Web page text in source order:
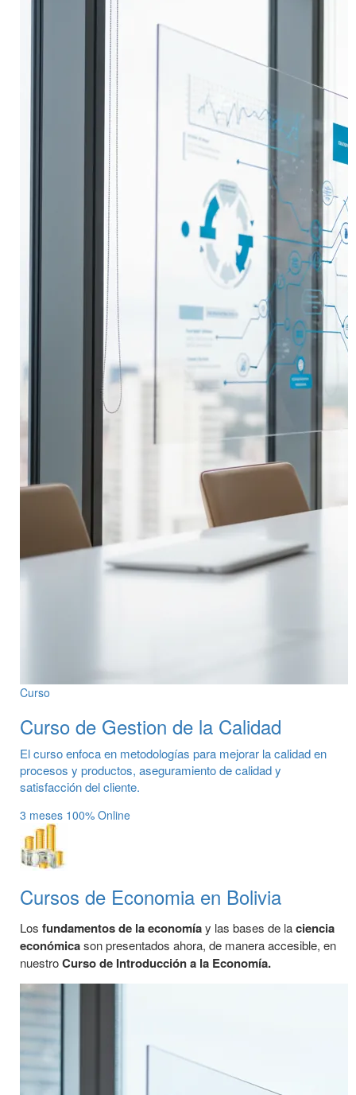
Curso
Curso de Gestion de la Calidad
El curso enfoca en metodologías para mejorar la calidad en
procesos y productos, aseguramiento de calidad y
satisfacción del cliente.
3 meses 100% Online
Cursos de Economia en Bolivia
Los fundamentos de la economíay las bases de laciencia
económicason presentados ahora, de manera accesible, en
nuestroCurso de Introducción a la Economía.